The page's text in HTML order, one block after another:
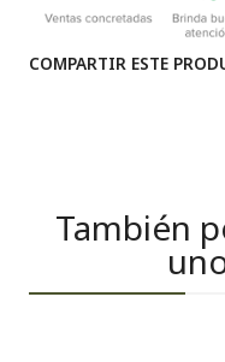
COMPARTIR ESTE
También